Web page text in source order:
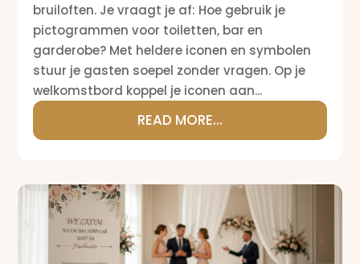
bruiloften. Je vraagt je af: Hoe gebruik je
pictogrammen voor toiletten, bar en
garderobe? Met heldere iconen en symbolen
stuur je gasten soepel zonder vragen. Op je
welkomstbord koppel je iconen aan...
READ MORE...